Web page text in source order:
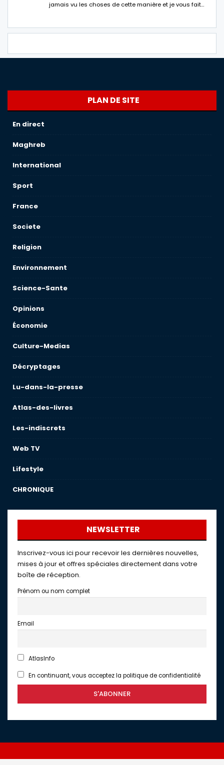
jamais vu les choses de cette manière et je vous fait…
PLAN DE SITE
En direct
Maghreb
International
Sport
France
Societe
Religion
Environnement
Science-Sante
Opinions
Économie
Culture-Medias
Décryptages
Lu-dans-la-presse
Atlas-des-livres
Les-indiscrets
Web TV
Lifestyle
CHRONIQUE
NEWSLETTER
Inscrivez-vous ici pour recevoir les dernières nouvelles,
mises à jour et offres spéciales directement dans votre
boîte de réception.
Prénom ou nom complet
Email
AtlasInfo
En continuant, vous acceptez la politique de confidentialité